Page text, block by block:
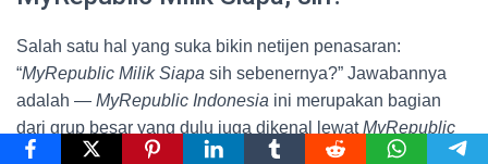
Salah satu hal yang suka bikin netijen penasaran:
“MyRepublic Milik Siapa sih sebenernya?” Jawabannya
adalah — MyRepublic Indonesia ini merupakan bagian
dari grup besar yang dulu juga dikenal lewatMyRepublic
Fiberstar. Sekarang mereka makin berkembang dan punya